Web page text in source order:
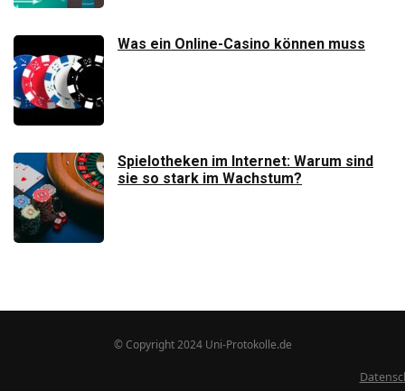
Was ein Online-Casino können muss
Spielotheken im Internet: Warum sind
sie so stark im Wachstum?
© Copyright 2024 Uni-Protokolle.de